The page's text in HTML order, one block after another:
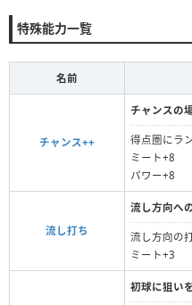
特殊能力一覧
名前
チャンス++
チャンスの
得点圏にラ
ミート+8
パワー+8
流し打ち
流し方向へ
流し方向の
ミート+3
初球に狙い